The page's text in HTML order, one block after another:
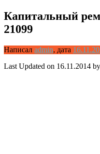
Капитальный
21099
Написал admin, дата
Last Updated on 16.11.2014 by